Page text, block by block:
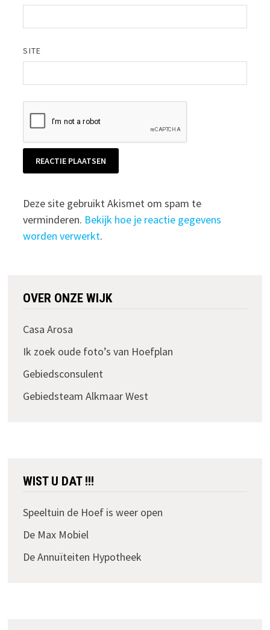
SITE
Deze site gebruikt Akismet om spam te
verminderen. Bekijk hoe je reactie gegevens
worden verwerkt.
OVER ONZE WIJK
Casa Arosa
Ik zoek oude foto’s van Hoefplan
Gebiedsconsulent
Gebiedsteam Alkmaar West
WIST U DAT !!!
Speeltuin de Hoef is weer open
De Max Mobiel
De Annuïteiten Hypotheek